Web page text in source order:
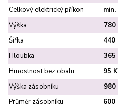
Celkový elektrický příkon
Výška
780
Šířka
440
Hloubka
365
Hmostnost bez obalu
95
Výška zásobníku
980
Průměr zásobníku
600